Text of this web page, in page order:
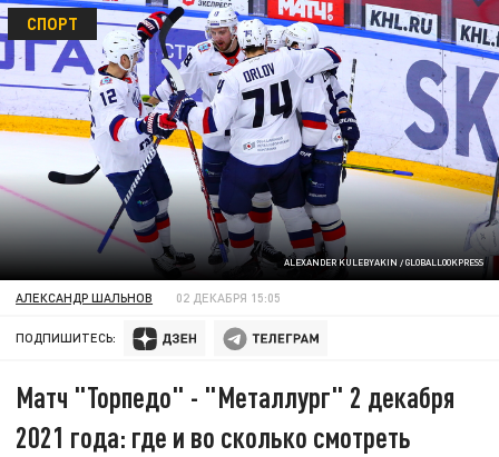
ALEXANDER KULEBYAKIN / GLOBALLOOKPRESS
СПОРТ
АЛЕКСАНДР ШАЛЬНОВ 02 ДЕКАБРЯ 15:05
ПОДПИШИТЕСЬ:
Матч "Торпедо" - "Металлург" 2 декабря
2021 года: где и во сколько смотреть